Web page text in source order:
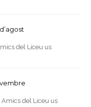
del Liceu us
del Liceu us